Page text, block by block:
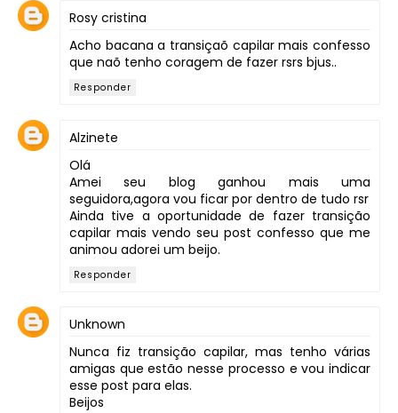
Rosy cristina
Acho bacana a transiçaõ capilar mais confesso
que naõ tenho coragem de fazer rsrs bjus..
Responder
Alzinete
Olá
Amei seu blog ganhou mais uma
seguidora,agora vou ficar por dentro de tudo rsr
Ainda tive a oportunidade de fazer transição
capilar mais vendo seu post confesso que me
animou adorei um beijo.
Responder
Unknown
Nunca fiz transição capilar, mas tenho várias
amigas que estão nesse processo e vou indicar
esse post para elas.
Beijos